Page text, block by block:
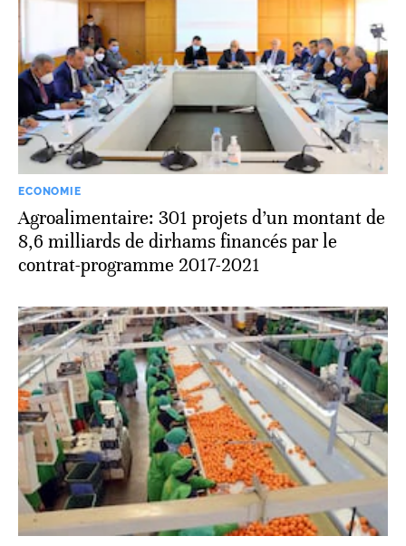
ECONOMIE
Agroalimentaire: 301 projets d’un montant de
8,6 milliards de dirhams financés par le
contrat-programme 2017-2021